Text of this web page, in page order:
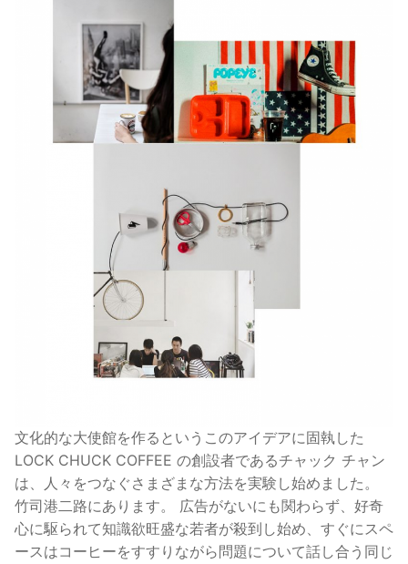
文化的な大使館を作るというこのアイデアに固執した
LOCK CHUCK COFFEE の創設者であるチャック チャン
は、人々をつなぐさまざまな方法を実験し始めました。
竹司港二路にあります。 広告がないにも関わらず、好奇
心に駆られて知識欲旺盛な若者が殺到し始め、すぐにスペ
ースはコーヒーをすすりながら問題について話し合う同じ